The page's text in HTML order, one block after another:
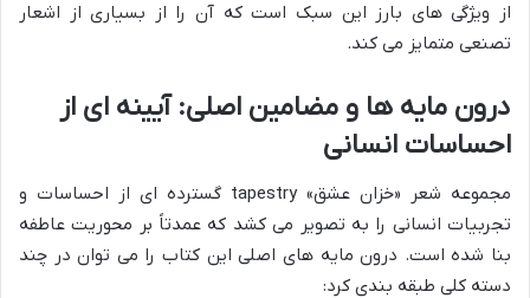
از ویژگی های بارز این سبک است که آن را از بسیاری از اشعار
تصنعی متمایز می کند.
درون مایه ها و مضامین اصلی: آیینه ای از
احساسات انسانی
مجموعه شعر «خزان عشق» tapestry گسترده ای از احساسات و
تجربیات انسانی را به تصویر می کشد که عمدتاً بر محوریت عاطفه
بنا شده است. درون مایه های اصلی این کتاب را می توان در چند
دسته کلی طبقه بندی کرد: